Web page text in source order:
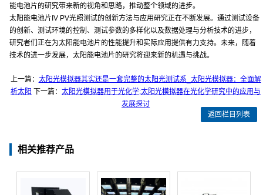
能电池片的研究带来新的视角和思路，推动整个领域的进步。
太阳能电池片IV PV光照测试的创新方法与应用研究正在不断发展。通过测试设备
的创新、测试环境的控制、测试参数的多样化以及数据处理与分析技术的进步，
研究者们正在为太阳能电池片的性能提升和实际应用提供有力支持。未来，随着
技术的进一步发展，太阳能电池片的研究将迎来新的机遇与挑战。
上一篇： 太阳光模拟器其实还是一套完整的太阳光测试系_太阳光模拟器：全面解
析太阳
下一篇：太阳光模拟器用于光化学;太阳光模拟器在光化学研究中的应用与
发展探讨
返回栏目列表
相关推荐产品